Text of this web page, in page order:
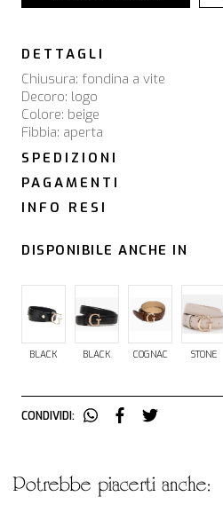
DETTAGLI
Chiusura: fondina a vite
Decoro: logo
Colore: beige
Fibbia: aperta
SPEDIZIONI
PAGAMENTI
INFO RESI
DISPONIBILE ANCHE IN
BLACK BLACK COGNAC STONE
CONDIVIDI:
potrebbe piacerti anche: